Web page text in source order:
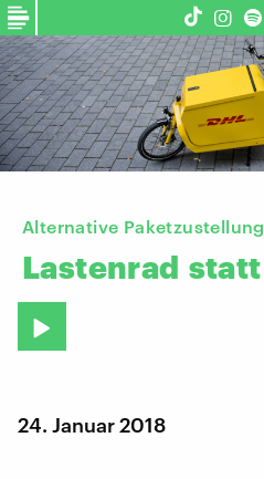
Alternative Paketzustellung
Lastenrad statt
24. Januar 2018